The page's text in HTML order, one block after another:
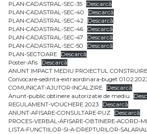
PLAN-CADASTRAL-SEC-35
Descarcă
PLAN-CADASTRAL-SEC-40
Descarcă
PLAN-CADASTRAL-SEC-42
Descarcă
PLAN-CADASTRAL-SEC-46
Descarcă
PLAN-CADASTRAL-SEC-47
Descarcă
PLAN-CADASTRAL-SEC-50
Descarcă
PLAN-SECTOARE
Descarcă
Poster-Afis
Descarcă
ANUNT IMPACT MEDIU PROIECTUL
Convocare-sedinta-extraordinara-buget
COMUNICAT-AJUTOR-INCALZIRE
Descarcă
Anunt-public obtinere autorizatie de mediu
REGULAMENT-VOUCHERE 2023
Descarcă
ANUNT-AFISARE-CONSULTARE-PUZ
Descarcă
PROCES-VERBAL-AFISARE-OBTINERE-ACORD-
LISTA-FUNCTIILOR-SI-A-DREPTURILOR-